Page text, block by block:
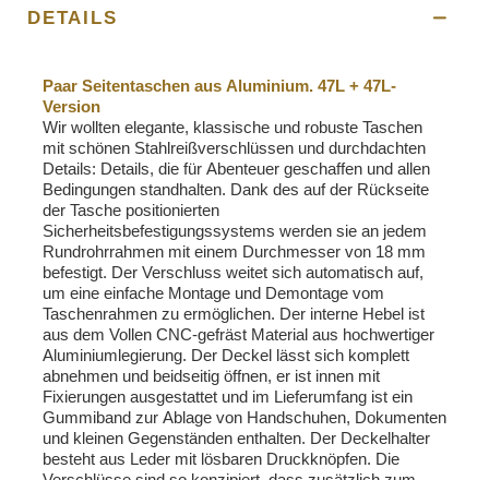
DETAILS
Paar Seitentaschen aus Aluminium. 47L + 47L-
Version
Wir wollten elegante, klassische und robuste Taschen
mit schönen Stahlreißverschlüssen und durchdachten
Details: Details, die für Abenteuer geschaffen und allen
Bedingungen standhalten. Dank des auf der Rückseite
der Tasche positionierten
Sicherheitsbefestigungssystems werden sie an jedem
Rundrohrrahmen mit einem Durchmesser von 18 mm
befestigt. Der Verschluss weitet sich automatisch auf,
um eine einfache Montage und Demontage vom
Taschenrahmen zu ermöglichen. Der interne Hebel ist
aus dem Vollen CNC-gefräst Material aus hochwertiger
Aluminiumlegierung. Der Deckel lässt sich komplett
abnehmen und beidseitig öffnen, er ist innen mit
Fixierungen ausgestattet und im Lieferumfang ist ein
Gummiband zur Ablage von Handschuhen, Dokumenten
und kleinen Gegenständen enthalten. Der Deckelhalter
besteht aus Leder mit lösbaren Druckknöpfen. Die